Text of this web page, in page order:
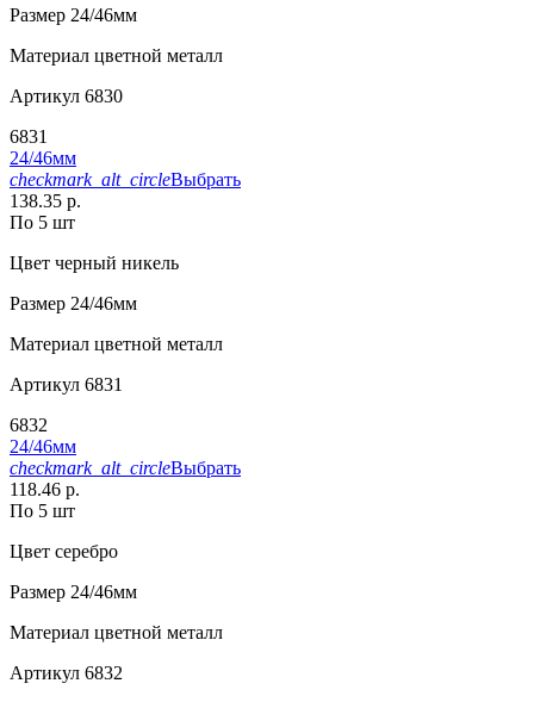
Размер 24/46мм
Материал цветной металл
Артикул 6830
6831
24/46мм
checkmark_alt_circleВыбрать
138.35 р.
По 5 шт
Цвет черный никель
Размер 24/46мм
Материал цветной металл
Артикул 6831
6832
24/46мм
checkmark_alt_circleВыбрать
118.46 р.
По 5 шт
Цвет серебро
Размер 24/46мм
Материал цветной металл
Артикул 6832